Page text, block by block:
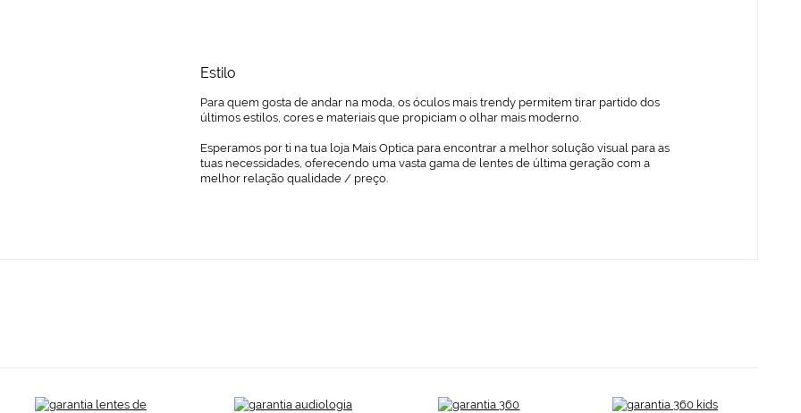
Estilo
Para quem gosta de andar na moda, os óculos mais trendy permitem tirar partido dos
últimos estilos, cores e materiais que propiciam o olhar mais moderno.
Esperamos por ti na tua loja Mais Optica para encontrar a melhor solução visual para as
tuas necessidades, oferecendo uma vasta gama de lentes de última geração com a
melhor relação qualidade / preço.